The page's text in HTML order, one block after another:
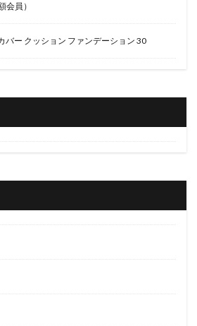
会員）
バー クッション ファンデーション 30